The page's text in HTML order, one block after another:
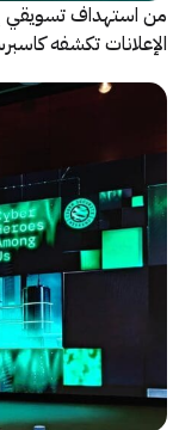
تسويقي إلى
تكشفه كاسبرسكي